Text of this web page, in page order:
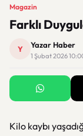
Magazin
Farklı
Y Yazar Haber
1 Şubat 2026
Kilo kaybı